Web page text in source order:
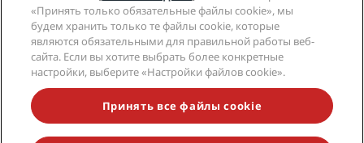
НЕ ПРОПУСТИТЕ НАШИ ПРЕДЛОЖЕНИЯ,
ПОЛЬЗУЮЩИЕСЯ НАИБОЛЬШЕЙ ПОПУЛЯРНОСТЬЮ
«Принять только обязательные файлы cookie», мы
будем хранить только те файлы cookie, которые
являются обязательными для правильной работы веб-
сайта. Если вы хотите выбрать более конкретные
настройки, выберите «Настройки файлов cookie».
Принять все файлы cookie